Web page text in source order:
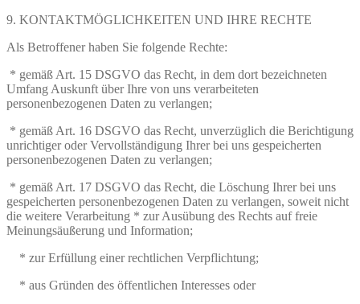
9. KONTAKTMÖGLICHKEITEN UND IHRE RECHTE
Als Betroffener haben Sie folgende Rechte:
* gemäß Art. 15 DSGVO das Recht, in dem dort bezeichneten
Umfang Auskunft über Ihre von uns verarbeiteten
personenbezogenen Daten zu verlangen;
* gemäß Art. 16 DSGVO das Recht, unverzüglich die Berichtigung
unrichtiger oder Vervollständigung Ihrer bei uns gespeicherten
personenbezogenen Daten zu verlangen;
* gemäß Art. 17 DSGVO das Recht, die Löschung Ihrer bei uns
gespeicherten personenbezogenen Daten zu verlangen, soweit nicht
die weitere Verarbeitung * zur Ausübung des Rechts auf freie
Meinungsäußerung und Information;
* zur Erfüllung einer rechtlichen Verpflichtung;
* aus Gründen des öffentlichen Interesses oder